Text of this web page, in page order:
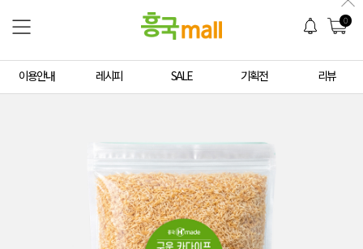
0
이용안내 레시피 SALE 기획전 리뷰